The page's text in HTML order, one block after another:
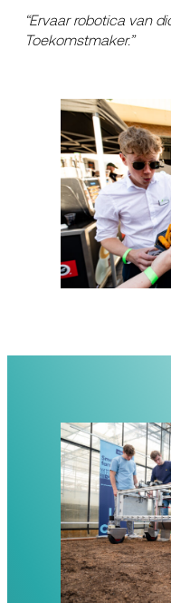
“Ervaar robotica van
Toekomstmaker.”